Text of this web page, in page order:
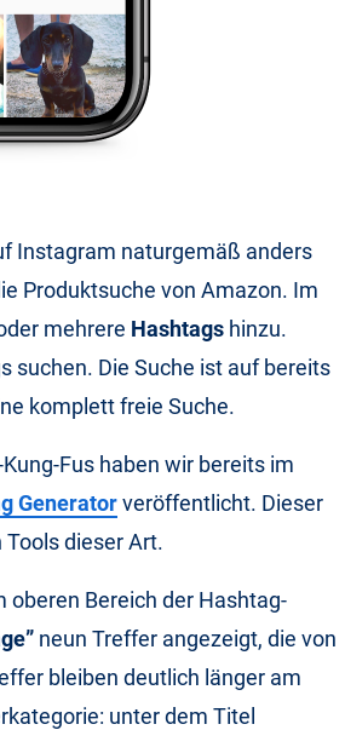
Instagram naturgemäß anders
Produktsuche von Amazon. Im
mehrere Hashtags hinzu.
suchen. Die Suche ist auf bereits
komplett freie Suche.
Fus haben wir bereits im
Generatorveröffentlicht. Dieser
dieser Art.
Bereich der Hashtag-
neun Treffer angezeigt, die von
bleiben deutlich länger am
unter dem Titel